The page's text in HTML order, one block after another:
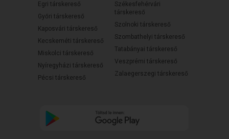
Egri társkereső
Győri társkereső
Kaposvári társkereső
Kecskeméti társkereső
Miskolci társkereső
Nyíregyházi társkereső
Pécsi társkereső
Székesfehérvári
társkereső
Szolnoki társkereső
Szombathelyi társkereső
Tatabányai társkereső
Veszprémi társkereső
Zalaegerszegi társkereső